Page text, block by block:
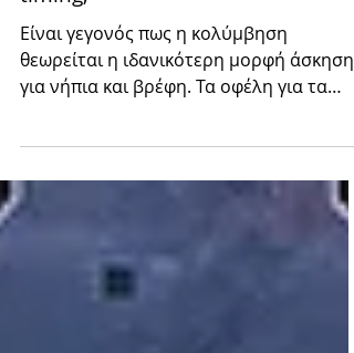
Baby swimming & κολύμβηση σε
μικρή ηλικία | Πότε είναι το σωστό
timing;
θεωρείται η ιδανικότερη μορφή άσκησης
για νήπια και βρέφη. Τα οφέλη για τα
παιδιά αλλά και για τους γονείς.